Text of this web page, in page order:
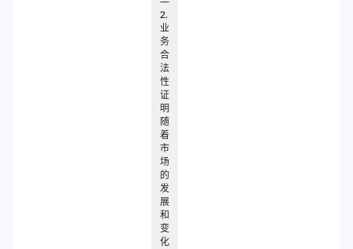
一
2.
业
务
合
法
性
证
明
随
着
市
场
的
发
展
和
变
化